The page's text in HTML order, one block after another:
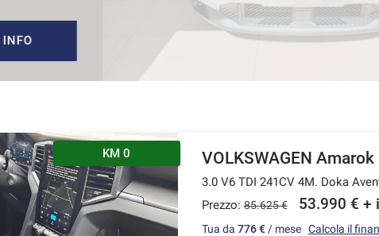
KM 0 VOLKSWAGEN Amarok
3.0 V6 TDI 241CV 4M. Doka
Prezzo: 85.625 € 53.990 € +
Tua da 776 €/ mese Calcola il